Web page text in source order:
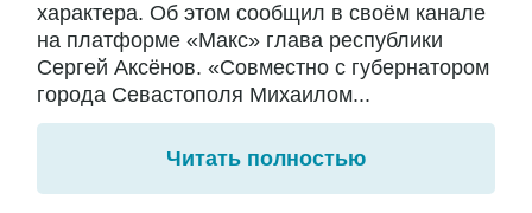
характера. Об этом сообщил в своём канале
на платформе «Макс» глава республики
Сергей Аксёнов. «Совместно с губернатором
города Севастополя Михаилом...
Читать полностью